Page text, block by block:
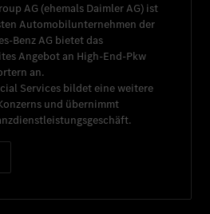
AG (ehemals Daimler AG) ist
Automobilunternehmen der
Benz AG bietet das
Angebot an High-End-Pkw
an.
Services bildet eine weitere
und übernimmt